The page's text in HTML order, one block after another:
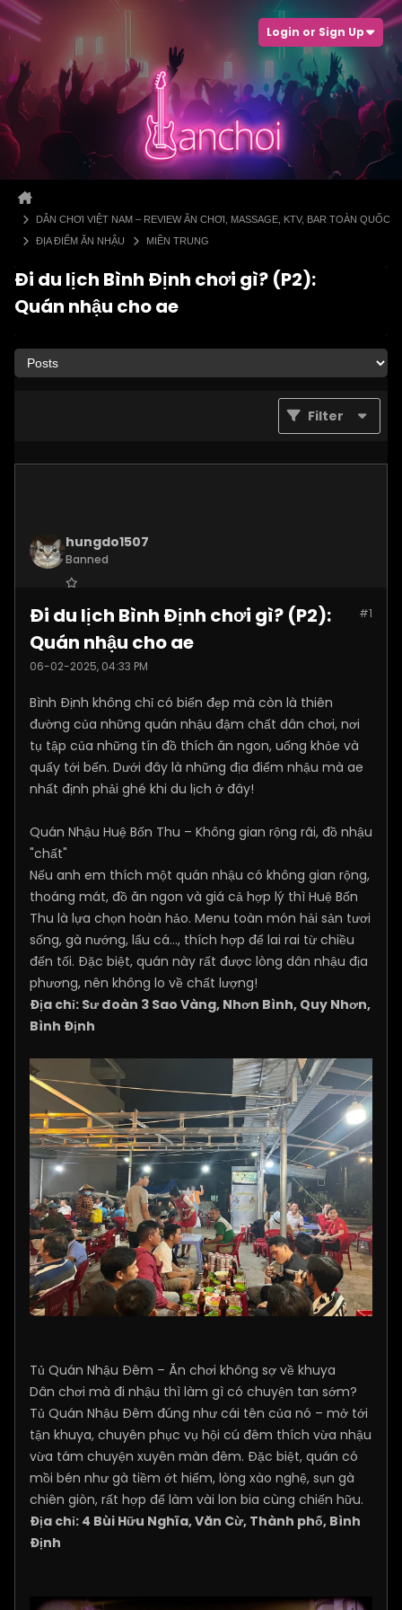
Login or Sign Up
DÂN CHƠI VIỆT NAM – REVIEW ĂN CHƠI, MASSAGE, KTV, BAR TOÀN QUỐC
ĐỊA ĐIỂM ĂN NHẬU
MIỀN TRUNG
Đi du lịch Bình Định chơi gì? (P2):
Quán nhậu cho ae
Filter
hungdo1507
Banned
Posts: 3873 #1
Đi du lịch Bình Định chơi gì? (P2):
Quán nhậu cho ae
06-02-2025, 04:33 PM
Bình Định không chỉ có biển đẹp mà còn là thiên
đường của những quán nhậu đậm chất dân chơi, nơi
tụ tập của những tín đồ thích ăn ngon, uống khỏe và
quẩy tới bến. Dưới đây là những địa điểm nhậu mà ae
nhất định phải ghé khi du lịch ở đây!
Quán Nhậu Huệ Bốn Thu – Không gian rộng rãi, đồ nhậu
"chất"
Nếu anh em thích một quán nhậu có không gian rộng,
thoáng mát, đồ ăn ngon và giá cả hợp lý thì Huệ Bốn
Thu là lựa chọn hoàn hảo. Menu toàn món hải sản tươi
sống, gà nướng, lẩu cá…, thích hợp để lai rai từ chiều
đến tối. Đặc biệt, quán này rất được lòng dân nhậu địa
phương, nên không lo về chất lượng!
Địa chỉ: Sư đoàn 3 Sao Vàng, Nhơn Bình, Quy Nhơn,
Bình Định
​Tủ Quán Nhậu Đêm – Ăn chơi không sợ về khuya
Dân chơi mà đi nhậu thì làm gì có chuyện tan sớm?
Tủ Quán Nhậu Đêm đúng như cái tên của nó – mở tới
tận khuya, chuyên phục vụ hội cú đêm thích vừa nhậu
vừa tám chuyện xuyên màn đêm. Đặc biệt, quán có
mồi bén như gà tiềm ớt hiểm, lòng xào nghệ, sụn gà
chiên giòn, rất hợp để làm vài lon bia cùng chiến hữu.
Địa chỉ: 4 Bùi Hữu Nghĩa, Văn Cừ, Thành phố, Bình
Định